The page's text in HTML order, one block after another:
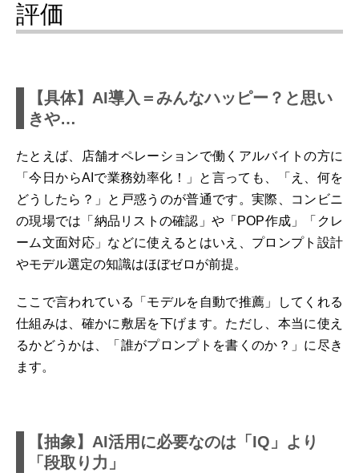
評価
【具体】AI導入＝みんなハッピー？と思い
きや…
たとえば、店舗オペレーションで働くアルバイトの方に
「今日からAIで業務効率化！」と言っても、「え、何を
どうしたら？」と戸惑うのが普通です。実際、コンビニ
の現場では「納品リストの確認」や「POP作成」「クレ
ーム文面対応」などに使えるとはいえ、プロンプト設計
やモデル選定の知識はほぼゼロが前提。
ここで言われている「モデルを自動で推薦」してくれる
仕組みは、確かに敷居を下げます。ただし、本当に使え
るかどうかは、「誰がプロンプトを書くのか？」に尽き
ます。
【抽象】AI活用に必要なのは「IQ」より
「段取り力」